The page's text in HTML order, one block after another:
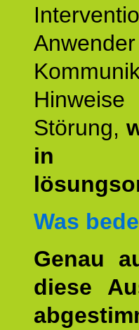
Störung,
in
Was
Genau
diese